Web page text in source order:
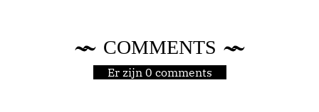
COMMENTS
Er zijn 0 comments